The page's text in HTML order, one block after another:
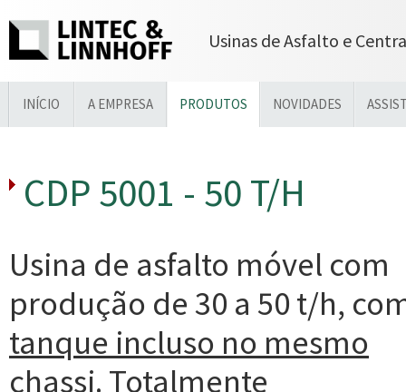
Usinas de Asfalto e
INÍCIO A EMPRESA PRODUTOS NOVIDADES
CDP 5001 - 50 T/H
Usina de asfalto móvel com
produção de 30 a 50 t/h,
tanque incluso no mesmo
chassi. Totalmente